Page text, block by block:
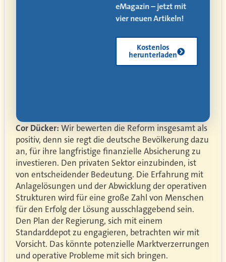
eMagazin – jetzt mit
vier neuen Artikeln!
Kostenlos
herunterladen
Cor Dücker: Wir bewerten die Reform insgesamt als
positiv, denn sie regt die deutsche Bevölkerung dazu
an, für ihre langfristige finanzielle Absicherung zu
investieren. Den privaten Sektor einzubinden, ist
von entscheidender Bedeutung. Die Erfahrung mit
Anlagelösungen und der Abwicklung der operativen
Strukturen wird für eine große Zahl von Menschen
für den Erfolg der Lösung ausschlaggebend sein.
Den Plan der Regierung, sich mit einem
Standarddepot zu engagieren, betrachten wir mit
Vorsicht. Das könnte potenzielle Marktverzerrungen
und operative Probleme mit sich bringen.